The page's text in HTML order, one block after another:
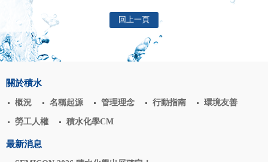
回上一頁
關於積水
概況 名稱起源 管理理念 行動指南 環境友善
勞工人權 積水化學CM
最新消息